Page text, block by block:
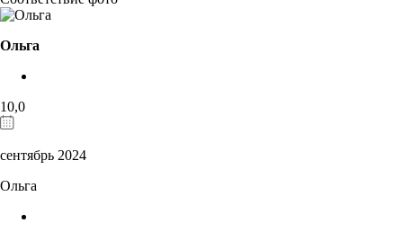
Ольга
10,0
сентябрь 2024
Ольга